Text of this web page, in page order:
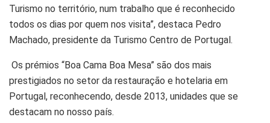
Turismo no território, num trabalho que é reconhecido
todos os dias por quem nos visita”, destaca Pedro
Machado, presidente da Turismo Centro de Portugal.
Os prémios “Boa Cama Boa Mesa” são dos mais
prestigiados no setor da restauração e hotelaria em
Portugal, reconhecendo, desde 2013, unidades que se
destacam no nosso país.